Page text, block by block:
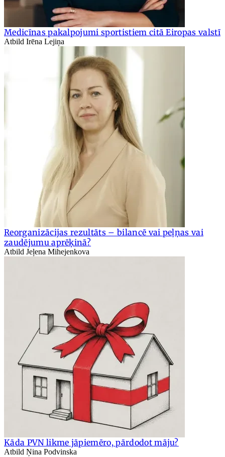
Medicīnas pakalpojumi sportistiem citā Eiropas valstī
Atbild Irēna Lejiņa
Reorganizācijas rezultāts – bilancē vai peļņas vai
zaudējumu aprēķinā?
Atbild Jeļena Mihejenkova
Kāda PVN likme jāpiemēro, pārdodot māju?
Atbild Ņina Podvinska